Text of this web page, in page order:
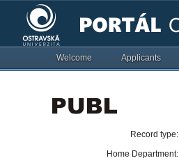
Welcome Applicants
Record type:
Home Department: